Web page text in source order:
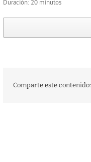
Duración: 20 minutos
Comparte este contenido: